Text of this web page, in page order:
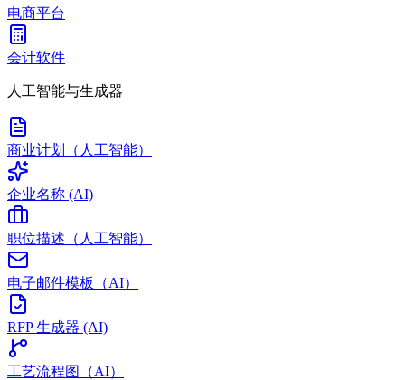
电商平台
会计软件
人工智能与生成器
商业计划（人工智能）
企业名称 (AI)
职位描述（人工智能）
电子邮件模板（AI）
RFP 生成器 (AI)
工艺流程图（AI）